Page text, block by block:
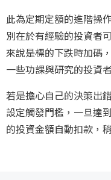
此為定期定額的進階操
別在於有經驗的投資者
來說是標的下跌時加碼
一些功課與研究的投資
若是擔心自己的決策出
設定觸發門檻，一旦達
的投資金額自動扣款，